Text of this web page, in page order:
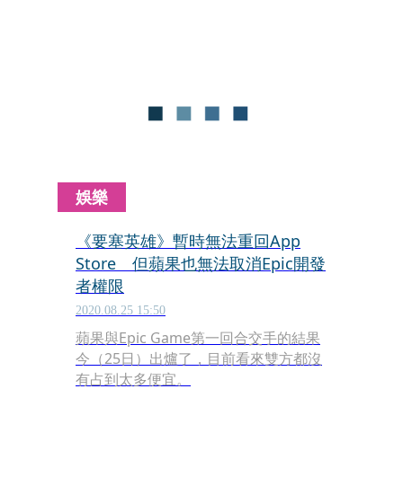
娛樂
《要塞英雄》暫時無法重回App
Store 但蘋果也無法取消Epic開發
者權限
2020.08.25 15:50
蘋果與Epic Game第一回合交手的結果
今（25日）出爐了，目前看來雙方都沒
有占到太多便宜。